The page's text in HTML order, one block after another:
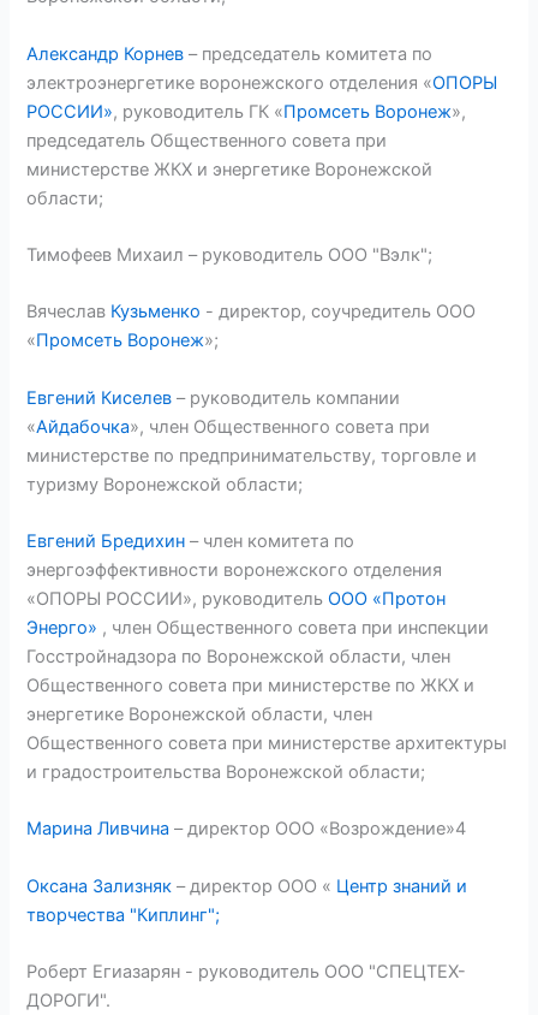
Александр Корнев – председатель комитета по
электроэнергетике воронежского отделения «ОПОРЫ
РОССИИ», руководитель ГК «Промсеть Воронеж»,
председатель Общественного совета при
министерстве ЖКХ и энергетике Воронежской
области;
Тимофеев Михаил – руководитель ООО "Вэлк";
Вячеслав Кузьменко - директор, соучредитель ООО
«Промсеть Воронеж»;
Евгений Киселев – руководитель компании
«Айдабочка», член Общественного совета при
министерстве по предпринимательству, торговле и
туризму Воронежской области;
Евгений Бредихин – член комитета по
энергоэффективности воронежского отделения
«ОПОРЫ РОССИИ», руководительООО «Протон
Энерго» , член Общественного совета при инспекции
Госстройнадзора по Воронежской области, член
Общественного совета при министерстве по ЖКХ и
энергетике Воронежской области, член
Общественного совета при министерстве архитектуры
и градостроительства Воронежской области;
Марина Ливчина – директор ООО «Возрождение»4
Оксана Зализняк – директор ООО « Центр знаний и
творчества "Киплинг";
Роберт Егиазарян - руководитель ООО "СПЕЦТЕХ-
ДОРОГИ".